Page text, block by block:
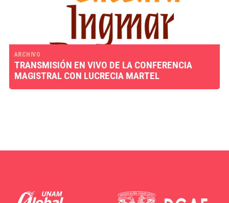
ARCHIVO
TRANSMISIÓN EN VIVO DE LA CONFERENCIA
MAGISTRAL CON LUCRECIA MARTEL